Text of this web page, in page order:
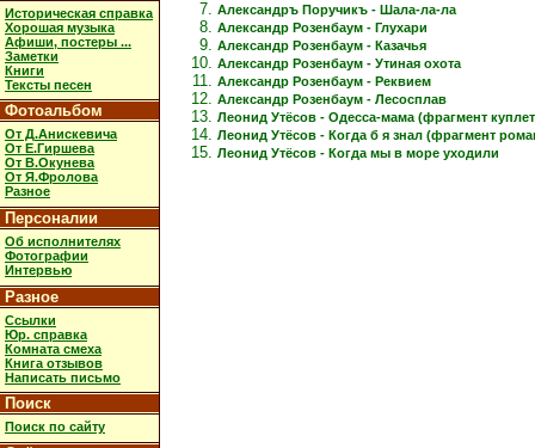
Историческая справка
Хорошая музыка
Афиши, постеры ...
Заметки
Книги
Тексты песен
Фотоальбом
От Д.Анискевича
От Е.Гиршева
От В.Окунева
От Я.Фролова
Разное
Персоналии
Об исполнителях
Фотографии
Интервью
Разное
Ссылки
Юр. справка
Комната смеха
Книга отзывов
Написать письмо
Поиск
Поиск по сайту
Александръ Поручикъ - Шала-ла-ла
Александр Розенбаум - Глухари
Александр Розенбаум - Казачья
Александр Розенбаум - Утиная охота
Александр Розенбаум - Реквием
Александр Розенбаум - Лесосплав
Леонид Утёсов - Одесса-мама (фрагмент
Леонид Утёсов - Когда б я знал (фрагмент
Леонид Утёсов - Когда мы в море уходили